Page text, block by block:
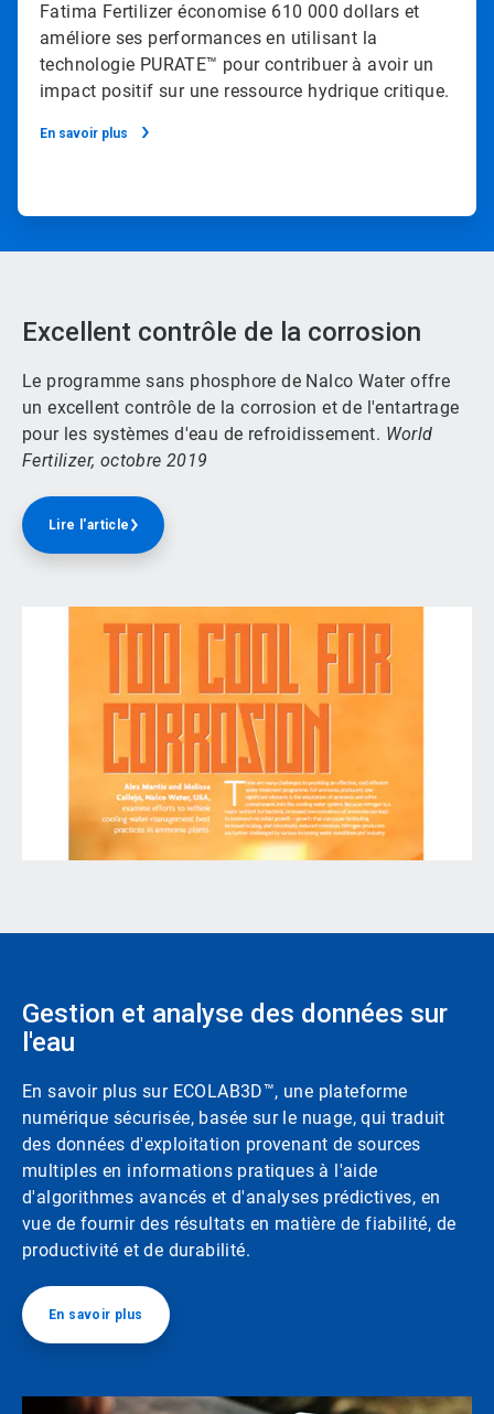
Fatima Fertilizer économise 610 000 dollars et
améliore ses performances en utilisant la
technologie PURATE™ pour contribuer à avoir un
impact positif sur une ressource hydrique critique.
En savoir plus
Excellent contrôle de la corrosion
Le programme sans phosphore de Nalco Water offre
un excellent contrôle de la corrosion et de l'entartrage
pour les systèmes d'eau de refroidissement. World
Fertilizer, octobre 2019
Lire l'article
Gestion et analyse des données sur
l'eau​​​​​​​
En savoir plus sur ECOLAB3D™, une plateforme
numérique sécurisée, basée sur le nuage, qui traduit
des données d'exploitation provenant de sources
multiples en informations pratiques à l'aide
d'algorithmes avancés et d'analyses prédictives, en
vue de fournir des résultats en matière de fiabilité, de
productivité et de durabilité.
En savoir plus